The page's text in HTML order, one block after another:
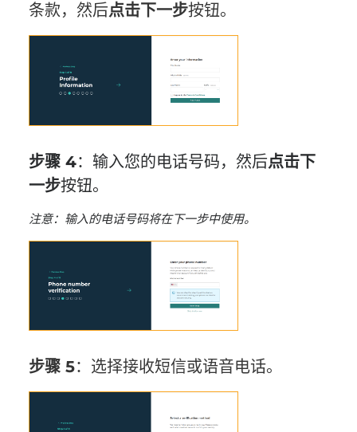
条款，然后点击下一步按钮。
步骤 4：输入您的电话号码，然后点击下
一步按钮。
注意：输入的电话号码将在下一步中使用。
步骤 5：选择接收短信或语音电话。